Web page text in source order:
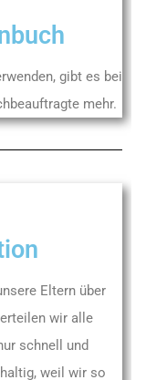
gibt es bei
mehr.
Eltern über
wir alle
schnell und
weil wir so